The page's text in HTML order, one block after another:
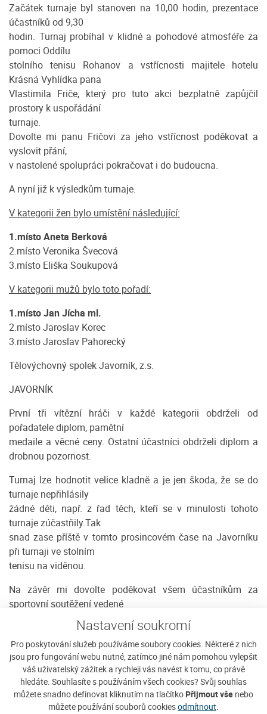
Nastavení soukromí
Pro poskytování služeb používáme soubory cookies. Některé z nich
jsou pro fungování webu nutné, zatímco jiné nám pomohou vylepšit
váš uživatelský zážitek a rychleji vás navést k tomu, co právě
hledáte. Souhlasíte s používáním všech cookies? Svůj souhlas
můžete snadno definovat kliknutím na tlačítko Přijmout vše nebo
můžete používání souborů cookiesodmítnout
Začátek turnaje byl stanoven na 10,00 hodin, prezentace
účastníků od 9,30
hodin. Turnaj probíhal v klidné a pohodové atmosféře za
pomoci Oddílu
stolního tenisu Rohanov a vstřícnosti majitele hotelu
Krásná Vyhlídka pana
Vlastimila Friče, který pro tuto akci bezplatně zapůjčil
prostory k uspořádání
turnaje.
Dovolte mi panu Fričovi za jeho vstřícnost poděkovat a
vyslovit přání,
v nastolené spolupráci pokračovat i do budoucna.
A nyní již k výsledkům turnaje.
V kategorii žen bylo umístění následující:
1.místo Aneta Berková
2.místo Veronika Švecová
3.místo Eliška Soukupová
V kategorii mužů bylo toto pořadí:
1.místo Jan Jícha ml.
2.místo Jaroslav Korec
3.místo Jaroslav Pahorecký
Tělovýchovný spolek Javorník, z.s.
JAVORNÍK
První tři vítězní hráči v každé kategorii obdrželi od
pořadatele diplom, pamětní
medaile a věcné ceny. Ostatní účastníci obdrželi diplom a
drobnou pozornost.
Turnaj lze hodnotit velice kladně a je jen škoda, že se do
turnaje nepřihlásily
žádné děti, např. z řad těch, kteří se v minulosti tohoto
turnaje zúčastňily.Tak
snad zase příště v tomto prosincovém čase na Javorníku
při turnaji ve stolním
tenisu na viděnou.
Na závěr mi dovolte poděkovat všem účastníkům za
sportovní soutěžení vedené
v duchu fair play a dále garantům turnaje panu Jiřímu
Sládkovi, Josefu
Rychtářovi a Josefu Švecovi, za jejich činnost a obětavou
práci při přípravě a
organizaci samotného turnaje a také za objektivní práci
rozhodčích v průběhu
celého turnaje, kterou ocenili i samotní účastníci turnaje.